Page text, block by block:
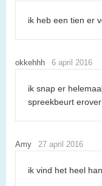
ik heb een tien er
okkehhh 6 april 2016
ik snap er
spreekbeurt
Amy 27 april 2016
ik vind het heel